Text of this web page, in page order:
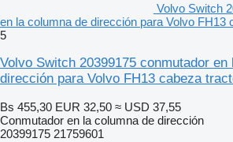
Volvo Switch
en la columna de dirección para Volvo FH13
5
Volvo Switch 20399175 conmutador en
dirección para Volvo FH13 cabeza
Bs 455,30 EUR 32,50 ≈ USD 37,55
Conmutador en la columna de dirección
20399175 21759601